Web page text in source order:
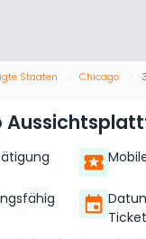
Staaten Chicago
Ticket